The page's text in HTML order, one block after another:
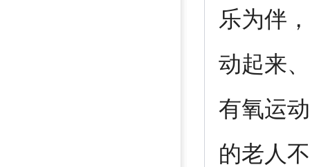
乐为伴
动起来
有氧运
的老人